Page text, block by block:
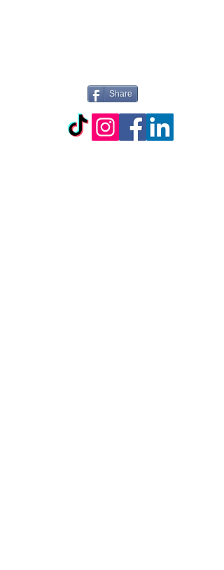
Share